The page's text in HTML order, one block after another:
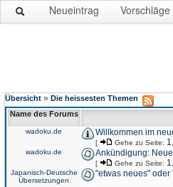
Neueintrag Vorschläge
Übersicht » Die heissesten Themen
Name des Forums
wadoku.de Willkommen im
[ Gehe zu Seite: 1
wadoku.de
Ankündigung:
[ Gehe zu Seite: 1
Japanisch-Deutsche
Übersetzungen
"etwas neues" oder